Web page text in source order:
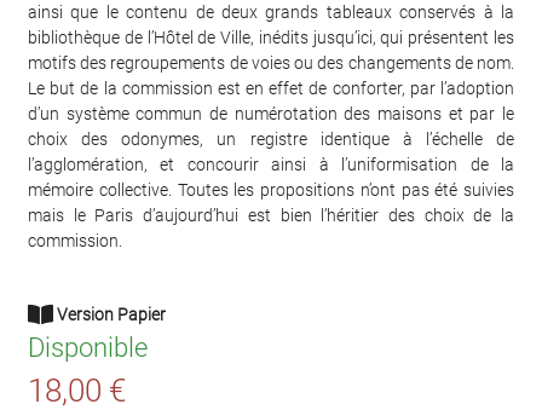
ainsi que le contenu de deux grands tableaux conservés à la
bibliothèque de l’Hôtel de Ville, inédits jusqu’ici, qui présentent les
motifs des regroupements de voies ou des changements de nom.
Le but de la commission est en effet de conforter, par l’adoption
d’un système commun de numérotation des maisons et par le
choix des odonymes, un registre identique à l’échelle de
l’agglomération, et concourir ainsi à l’uniformisation de la
mémoire collective. Toutes les propositions n’ont pas été suivies
mais le Paris d’aujourd’hui est bien l’héritier des choix de la
commission.
Version Papier
Disponible
18,00 €